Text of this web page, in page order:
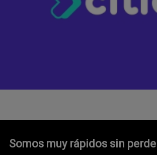
Somos muy rápidos sin